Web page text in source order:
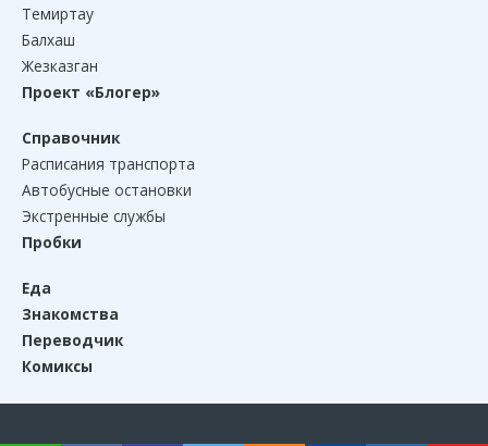
Темиртау
Балхаш
Жезказган
Проект «Блогер»
Справочник
Расписания транспорта
Автобусные остановки
Экстренные службы
Пробки
Еда
Знакомства
Переводчик
Комиксы